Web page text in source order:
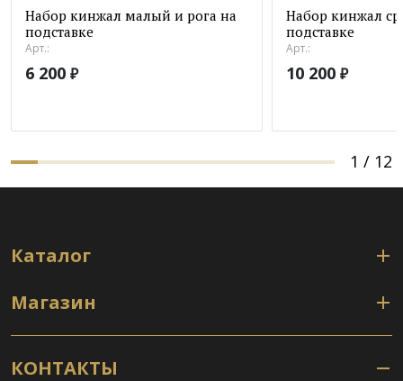
Набор кинжал малый и рога на
подставке
Арт.:
6 200 ₽
Набор кинжал
подставке
Арт.:
10 200 ₽
1 / 12
Каталог
Магазин
КОНТАКТЫ